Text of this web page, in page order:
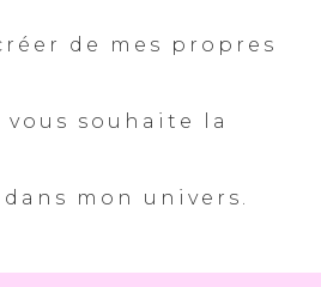
de mes propres
vous souhaite la
mon univers.